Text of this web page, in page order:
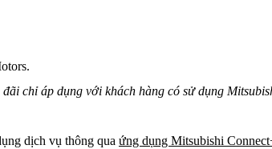
đãi chỉ áp dụng với khách hàng có sử dụng
dịch vụ thông qua ứng dụng Mitsubishi